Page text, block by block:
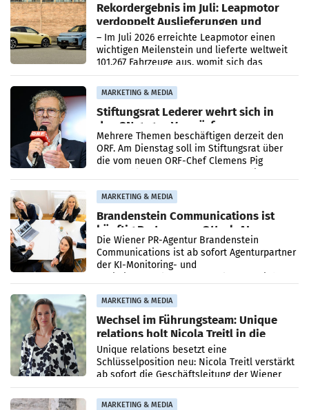
Rekordergebnis im Juli: Leapmotor
verdoppelt Auslieferungen und
überschreitet die 100.000er-Marke
– Im Juli 2026 erreichte Leapmotor einen
wichtigen Meilenstein und lieferte weltweit
101.267 Fahrzeuge aus, womit sich das
Ergebnis gegenüber Juli 2025 mehr als
verdoppelte (+102
MARKETING & MEDIA
Stiftungsrat Lederer wehrt sich in
den SN gegen Vorwürfe
Mehrere Themen beschäftigen derzeit den
ORF. Am Dienstag soll im Stiftungsrat über
die vom neuen ORF-Chef Clemens Pig
MARKETING & MEDIA
Brandenstein Communications ist
künftig Partner von OtterlyAI
Die Wiener PR-Agentur Brandenstein
Communications ist ab sofort Agenturpartner
der KI-Monitoring- und
MARKETING & MEDIA
Wechsel im Führungsteam: Unique
relations holt Nicola Treitl in die
Geschäftsleitung
Unique relations besetzt eine
Schlüsselposition neu: Nicola Treitl verstärkt
ab sofort die Geschäftsleitung der Wiener
PR-Agentur an der Seite von Josef Kalina und
Anna Kalina-Mahr.
MARKETING & MEDIA